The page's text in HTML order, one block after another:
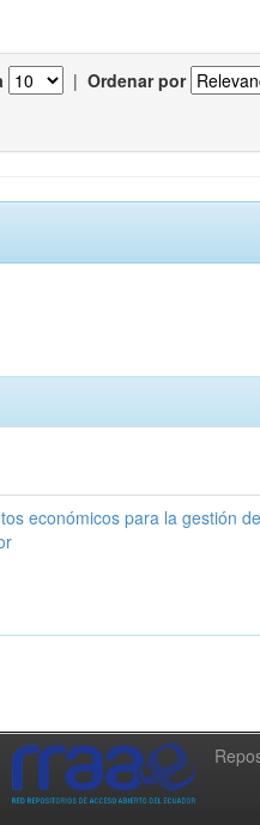
| Ordenar por
económicos para la gestión